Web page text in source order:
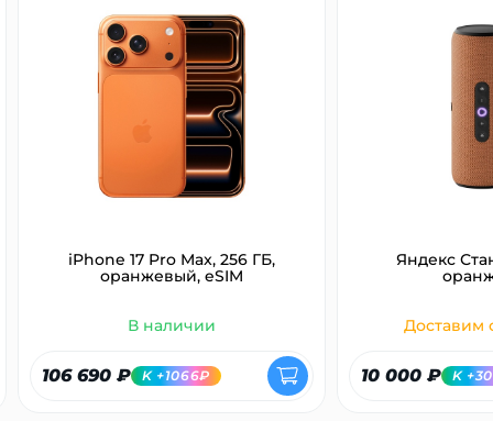
iPhone 17 Pro Max, 256 ГБ,
оранжевый, eSIM
В наличии
106 690 ₽ K +1066₽
Яндекс
Доставим
10 000 ₽ K